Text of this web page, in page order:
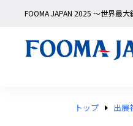
FOOMA JAPAN 2025 〜世界最
トップ 出展